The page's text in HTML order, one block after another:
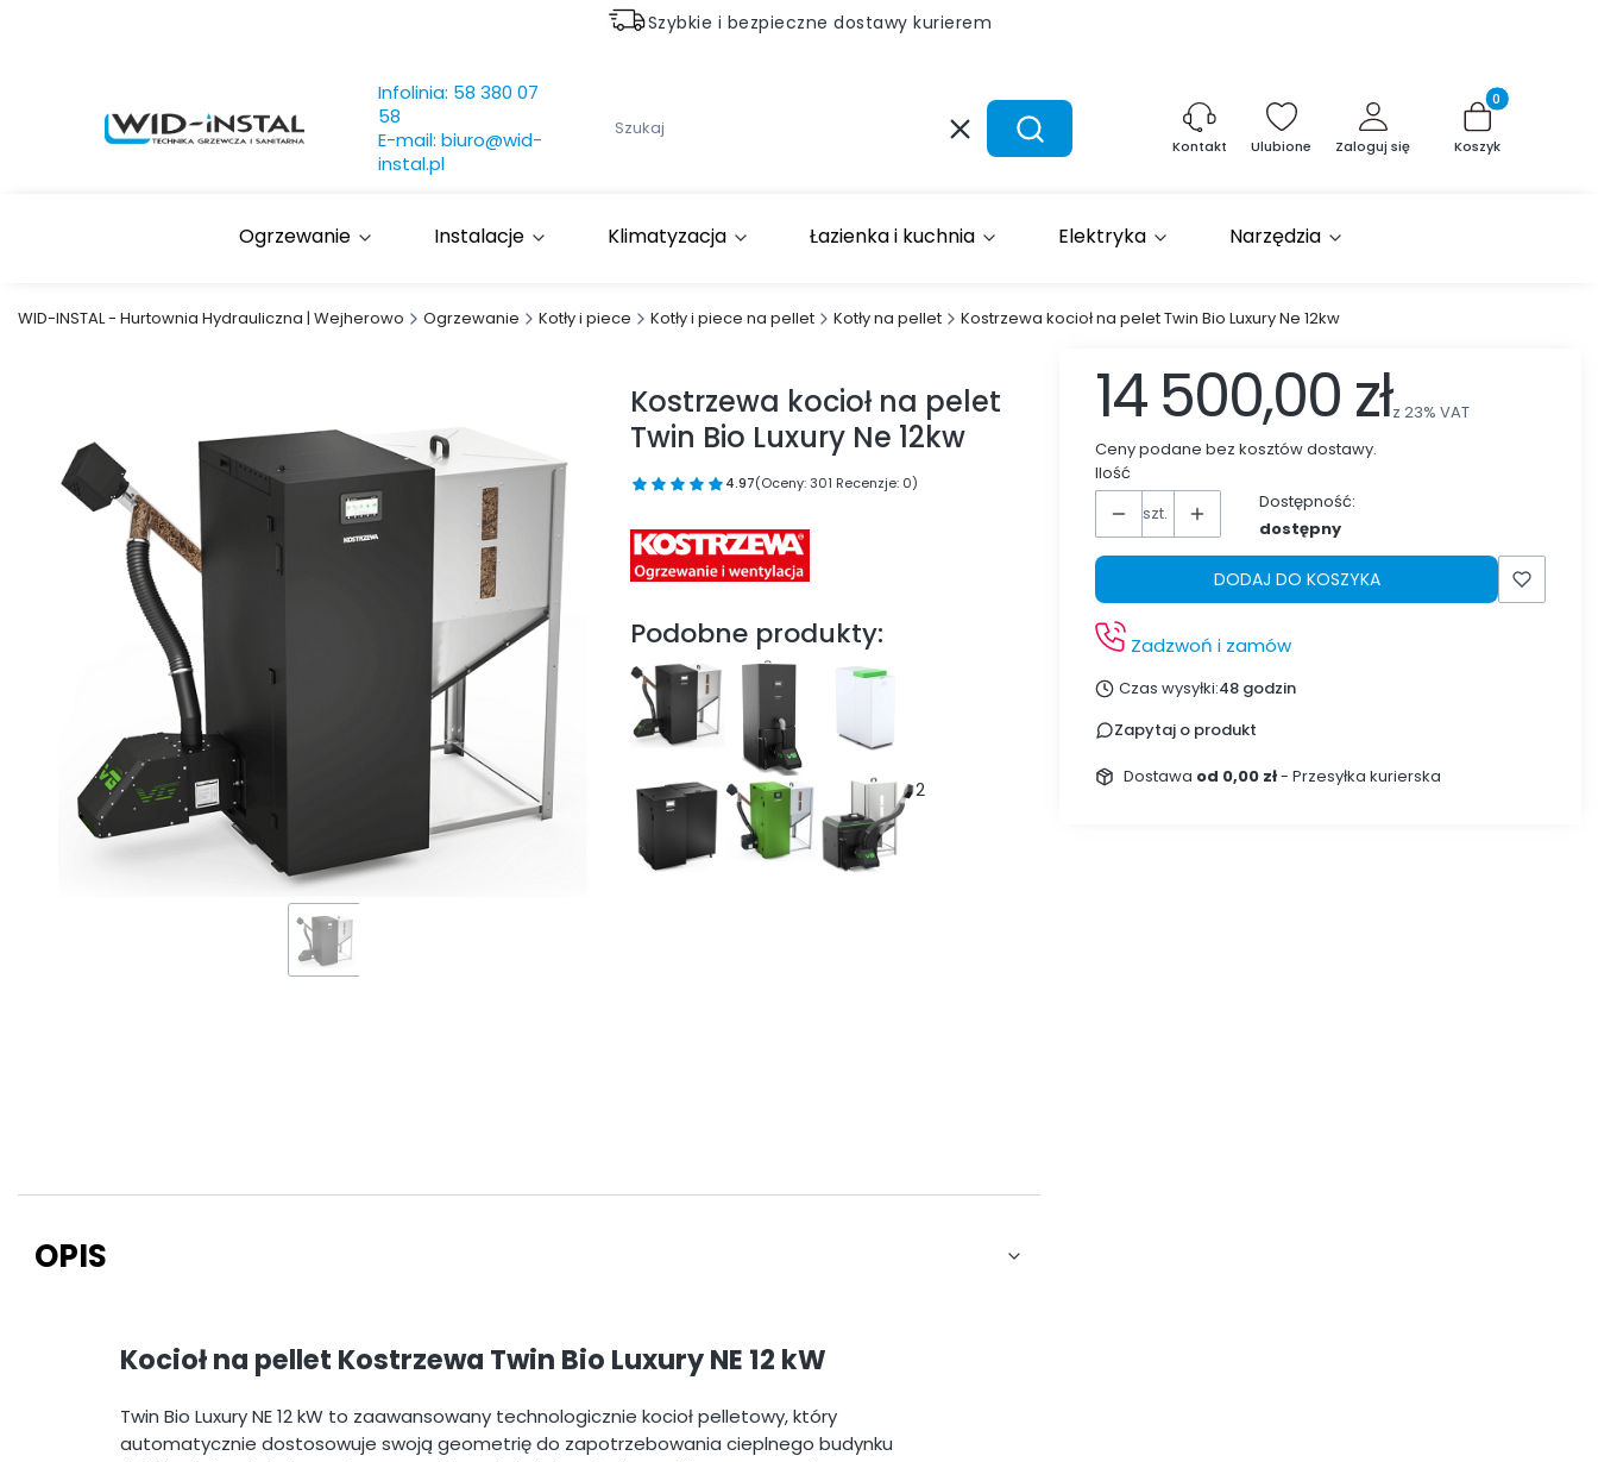
Szybkie i bezpieczne dostawy kurierem
Infolinia: 58 380 07
58
E-mail: biuro@wid-
instal.pl
WyczyśćSzukaj Kontakt Ulubione Zaloguj się
Produkty w
Koszyk
Ogrzewanie Instalacje Klimatyzacja Łazienka i kuchnia Elektryka Narzędzia
WID-INSTAL - Hurtownia Hydrauliczna | Wejherowo Ogrzewanie Kotły i piece Kotły i piece na pellet Kotły na pellet Kostrzewa kocioł na pelet Twin Bio Luxury Ne 12kw
Kostrzewa kocioł na pelet
Twin Bio Luxury Ne 12kw
4.97(Oceny: 301 Recenzje: 0)
Podobne produkty:
2
OPIS
Kocioł na pellet Kostrzewa Twin Bio Luxury NE 12 kW
Twin Bio Luxury NE 12 kW to zaawansowany technologicznie kocioł pelletowy, który
automatycznie dostosowuje swoją geometrię do zapotrzebowania cieplnego budynku
14 500,00 złz 23% VAT
Ceny podane bez kosztów dostawy.
Ilość
szt.
Dostępność:
dostępny
DODAJ DO KOSZYKA
Zadzwoń i zamów
Czas wysyłki:48 godzin
Zapytaj o produkt
Dostawa od 0,00 zł- Przesyłka kurierska